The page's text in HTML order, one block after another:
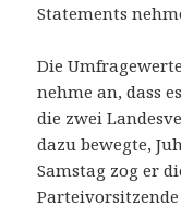
Statements
Die
nehme an, dass
die zwei
dazu bewegte,
Samstag zog er